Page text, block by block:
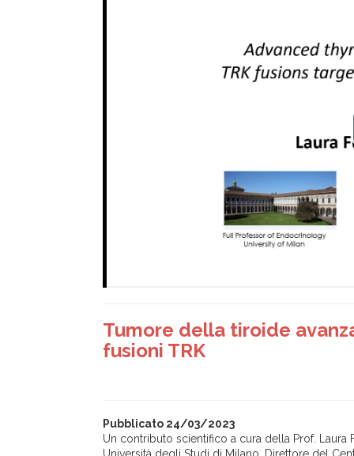
Tumore della tiroide
fusioni TRK
Pubblicato 24/03/2023
Un contributo scientifico a cura della Prof.